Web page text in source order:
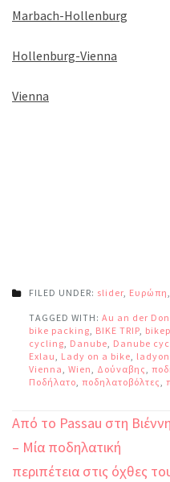
Marbach-Hollenburg
Hollenburg-Vienna
Vienna
FILED UNDER: slider, Ευρώπη,
TAGGED WITH: Au an der
bike packing, BIKE TRIP,
cycling, Danube, Danube
Exlau, Lady on a bike,
Vienna, Wien, Δούναβης,
Ποδήλατο, ποδηλατοβόλτες,
Πλοήγηση
άρθρων
Από το Passau στη Βιέννη
– Μία ποδηλατική
περιπέτεια στις όχθες